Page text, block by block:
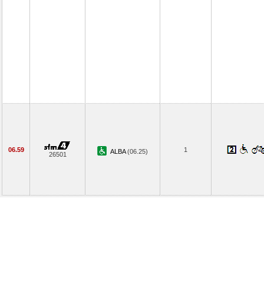
06.59
26501 ALBA(06.25) 1